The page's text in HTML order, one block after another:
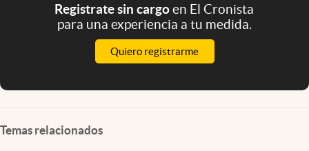
Registrate sin cargoen El Cronista
para una experiencia a tu medida.
Quiero registrarme
Temas relacionados